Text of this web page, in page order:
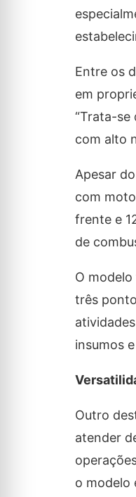
Entre os
em
“Trata-se
com alto
Apesar
com
frente e
de
O
três
insumos
Outro
atender
o modelo